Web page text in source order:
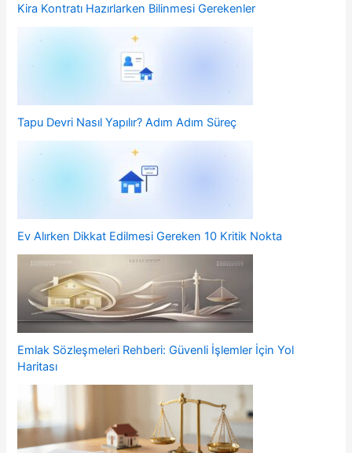
Kira Kontratı Hazırlarken Bilinmesi Gerekenler
Tapu Devri Nasıl Yapılır? Adım Adım Süreç
Ev Alırken Dikkat Edilmesi Gereken 10 Kritik Nokta
Emlak Sözleşmeleri Rehberi: Güvenli İşlemler İçin Yol
Haritası